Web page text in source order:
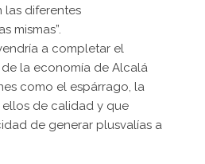
las diferentes
mismas”.
a completar el
la economía de Alcalá
como el espárrago, la
de calidad y que
de generar plusvalías a